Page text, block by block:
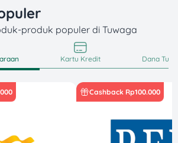
produk populer di Tuwaga
Kartu Kredit Dana
Cashback Rp100.000